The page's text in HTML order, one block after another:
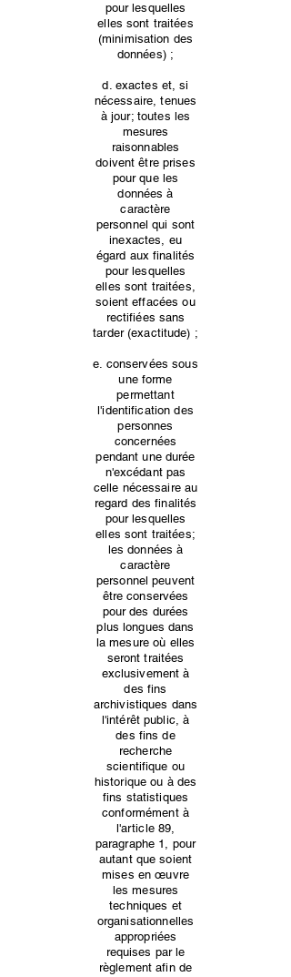
pour lesquelles
elles sont traitées
(minimisation des
données) ;
d. exactes et, si
nécessaire, tenues
à jour; toutes les
mesures
raisonnables
doivent être prises
pour que les
données à
caractère
personnel qui sont
inexactes, eu
égard aux finalités
pour lesquelles
elles sont traitées,
soient effacées ou
rectifiées sans
tarder (exactitude) ;
e. conservées sous
une forme
permettant
l'identification des
personnes
concernées
pendant une durée
n'excédant pas
celle nécessaire au
regard des finalités
pour lesquelles
elles sont traitées;
les données à
caractère
personnel peuvent
être conservées
pour des durées
plus longues dans
la mesure où elles
seront traitées
exclusivement à
des fins
archivistiques dans
l'intérêt public, à
des fins de
recherche
scientifique ou
historique ou à des
fins statistiques
conformément à
l'article 89,
paragraphe 1, pour
autant que soient
mises en œuvre
les mesures
techniques et
organisationnelles
appropriées
requises par le
règlement afin de